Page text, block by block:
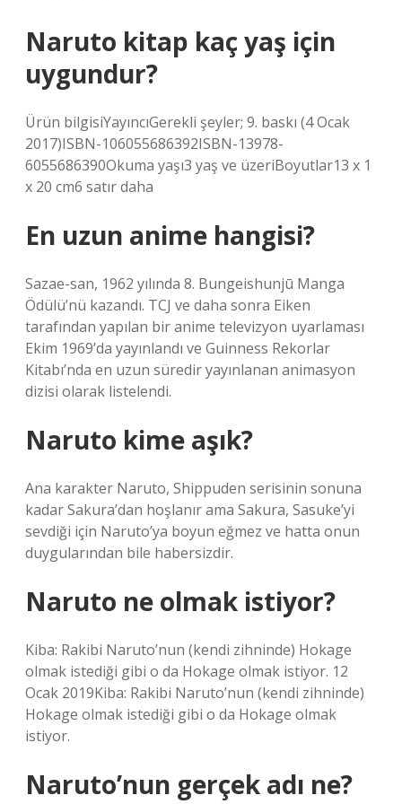
Naruto kitap kaç yaş için
uygundur?
Ürün bilgisiYayıncıGerekli şeyler; 9. baskı (4 Ocak
2017)ISBN-106055686392ISBN-13978-
6055686390Okuma yaşı3 yaş ve üzeriBoyutlar13 x 1
x 20 cm6 satır daha
En uzun anime hangisi?
Sazae-san, 1962 yılında 8. Bungeishunjū Manga
Ödülü’nü kazandı. TCJ ve daha sonra Eiken
tarafından yapılan bir anime televizyon uyarlaması
Ekim 1969’da yayınlandı ve Guinness Rekorlar
Kitabı’nda en uzun süredir yayınlanan animasyon
dizisi olarak listelendi.
Naruto kime aşık?
Ana karakter Naruto, Shippuden serisinin sonuna
kadar Sakura’dan hoşlanır ama Sakura, Sasuke’yi
sevdiği için Naruto’ya boyun eğmez ve hatta onun
duygularından bile habersizdir.
Naruto ne olmak istiyor?
Kiba: Rakibi Naruto’nun (kendi zihninde) Hokage
olmak istediği gibi o da Hokage olmak istiyor. 12
Ocak 2019Kiba: Rakibi Naruto’nun (kendi zihninde)
Hokage olmak istediği gibi o da Hokage olmak
istiyor.
Naruto’nun gerçek adı ne?